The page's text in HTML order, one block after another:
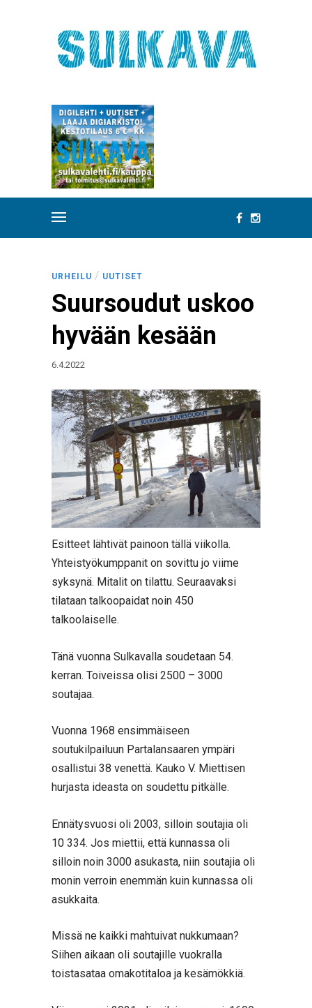
URHEILU / UUTISET
Suursoudut uskoo
hyvään kesään
6.4.2022
Esitteet lähtivät painoon tällä viikolla.
Yhteistyökumppanit on sovittu jo viime
syksynä. Mitalit on tilattu. Seuraavaksi
tilataan talkoopaidat noin 450
talkoolaiselle.
Tänä vuonna Sulkavalla soudetaan 54.
kerran. Toiveissa olisi 2500 – 3000
soutajaa.
Vuonna 1968 ensimmäiseen
soutukilpailuun Partalansaaren ympäri
osallistui 38 venettä. Kauko V. Miettisen
hurjasta ideasta on soudettu pitkälle.
Ennätysvuosi oli 2003, silloin soutajia oli
10 334. Jos miettii, että kunnassa oli
silloin noin 3000 asukasta, niin soutajia oli
monin verroin enemmän kuin kunnassa oli
asukkaita.
Missä ne kaikki mahtuivat nukkumaan?
Siihen aikaan oli soutajille vuokralla
toistasataa omakotitaloa ja kesämökkiä.